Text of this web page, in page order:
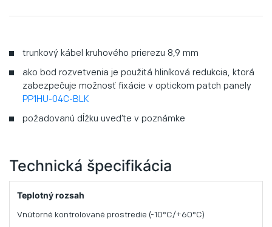
trunkový kábel kruhového prierezu 8,9 mm
ako bod rozvetvenia je použitá hliníková redukcia, ktorá
zabezpečuje možnosť fixácie v optickom patch panely
PP1HU-04C-BLK
požadovanú dĺžku uveďte v poznámke
Technická špecifikácia
Teplotný rozsah
Vnútorné kontrolované prostredie (-10°C/+60°C)